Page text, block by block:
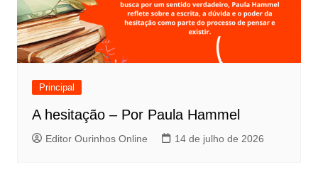
Principal
A hesitação – Por Paula Hammel
Editor Ourinhos Online 14 de julho de 2026